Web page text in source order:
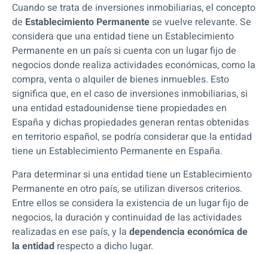
Cuando se trata de inversiones inmobiliarias, el concepto
de Establecimiento Permanente se vuelve relevante. Se
considera que una entidad tiene un Establecimiento
Permanente en un país si cuenta con un lugar fijo de
negocios donde realiza actividades económicas, como la
compra, venta o alquiler de bienes inmuebles. Esto
significa que, en el caso de inversiones inmobiliarias, si
una entidad estadounidense tiene propiedades en
España y dichas propiedades generan rentas obtenidas
en territorio español, se podría considerar que la entidad
tiene un Establecimiento Permanente en España.
Para determinar si una entidad tiene un Establecimiento
Permanente en otro país, se utilizan diversos criterios.
Entre ellos se considera la existencia de un lugar fijo de
negocios, la duración y continuidad de las actividades
realizadas en ese país, y la dependencia económica de
la entidad respecto a dicho lugar.